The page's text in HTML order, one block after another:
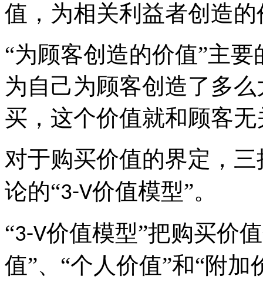
值，为相关利益者创造
“为顾客创造的价值”主
为自己为顾客创造了多
买，这个价值就和顾客无
对于购买价值的界定，
论的“3-V价值模型”。
“3-V价值模型”把购买价
值”、“个人价值”和“附加